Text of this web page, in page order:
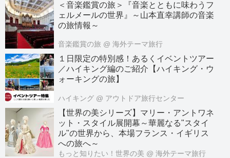
＜音楽鑑賞の旅＞『音楽とともに味わうフ
ェルメールの世界』～山本直幸講師の音楽
の旅情報～
音楽鑑賞の旅 @ 海外テーマ旅行
１日限定の特別感！あるくイベントツアー
／ハイキング編のご紹介【ハイキング・ウ
ォーキングの旅】
ハイキング @ アウトドア旅行センター
【世界の美シリーズ】マリー・アントワネ
ット・スタイル展開幕～華麗なる"スタイ
ル"の世界から、本場フランス・イギリス
への旅へ～
もっと知りたい！世界の美 @ 海外テーマ旅行